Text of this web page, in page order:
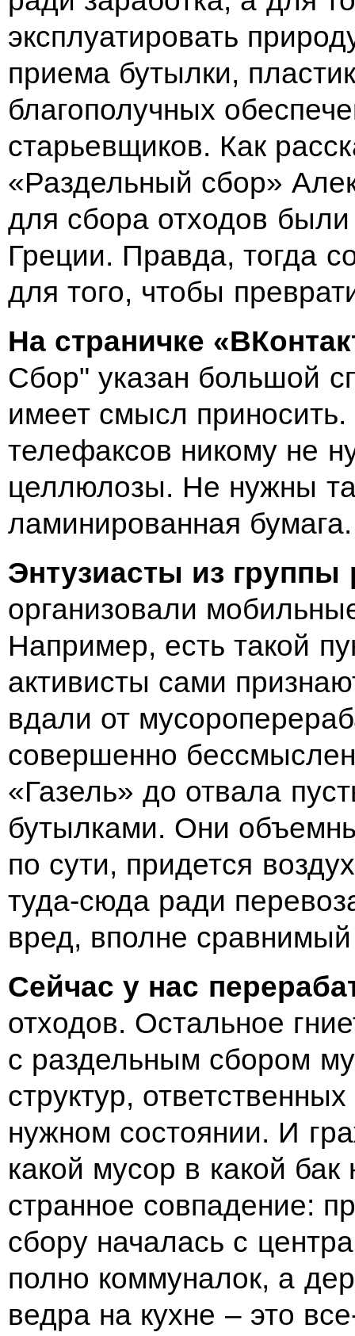
эксплуатировать
приема бутылки,
благополучных
старьевщиков. Как
«Раздельный сбор»
для сбора отходов
Греции. Правда, тогда
для того, чтобы
На страничке
Сбор" указан большой
имеет смысл
телефаксов никому не
целлюлозы. Не нужны
ламинированная бумага.
Энтузиасты из группы
организовали
Например, есть такой
активисты сами
вдали от
совершенно
«Газель» до отвала
бутылками. Они
по сути, придется
туда-сюда ради
вред, вполне
Сейчас у нас
отходов. Остальное
с раздельным сбором
структур,
нужном состоянии. И
какой мусор в какой
странное совпадение:
сбору началась с
полно коммуналок, а
ведра на кухне – это